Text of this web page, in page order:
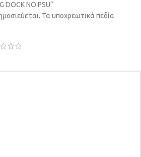
DOCK NO PSU”
Τα υποχρεωτικά πεδία